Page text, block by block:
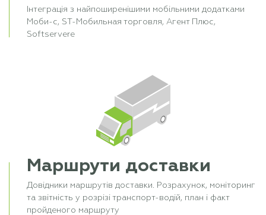
Інтеграція з найпоширенішими мобільними додатками
Моби-с, ST-Мобильная торговля, Агент Плюс,
Softservere
Маршрути доставки
Довідники маршрутів доставки. Розрахунок, моніторинг
та звітність у розрізі транспорт-водій, план і факт
пройденого маршруту